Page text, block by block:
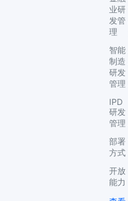
业研
发管
理
智能
制造
研发
管理
IPD
研发
管理
部署
方式
开放
能力